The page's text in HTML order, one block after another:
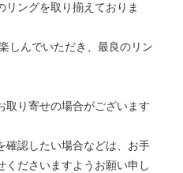
リングを取り揃えておりま
しんでいただき、最良のリン
り寄せの場合がございます
確認したい場合などは、お手
くださいますようお願い申し